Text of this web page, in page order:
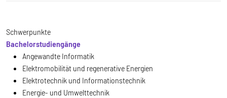
Schwerpunkte
Bachelorstudiengänge
Angewandte Informatik
Elektromobilität und regenerative Energien
Elektrotechnik und Informationstechnik
Energie- und Umwelttechnik